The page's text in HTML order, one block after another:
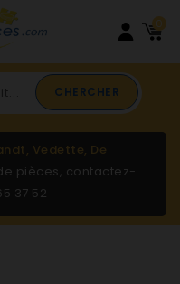
0
CHERCHER
Vedette, De
pièces, contactez-
37 52